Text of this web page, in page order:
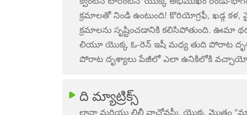
క్రమాలతో నిండి ఉంటుంది! కొరియోగ్రఫీ, ఖడ్గ
క్రమాలను సృష్టించడానికి కలిసిపోతుంది. ఊమా
లియూ యొక్క ఓ-రెన్ ఇషీ మధ్య తుది పోరాట
పోరాట దృశ్యాలు పేజీలో ఎలా ఉనికిలోకి
ది మ్యాట్రిక్స్
లానా మరియు లిల్లీ వాచోవస్కీ యొక్క మొత్తం